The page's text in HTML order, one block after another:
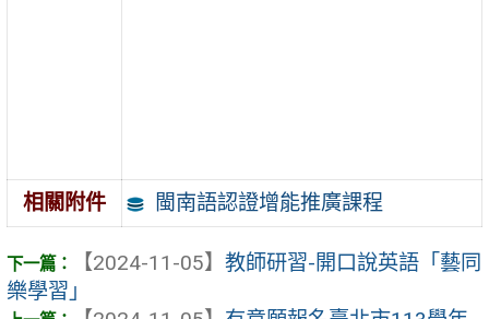
相關附件 閩南語認證增能推廣課程
【2024-11-05】 教師研習-開口說英語「藝同
樂學習」